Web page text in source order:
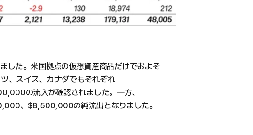
した。米国拠点の仮想資産商品だけでおよそ
、スイス、カナダでもそれぞれ
の流入が確認されました。一方、
、$8,500,000の純流出となりました。